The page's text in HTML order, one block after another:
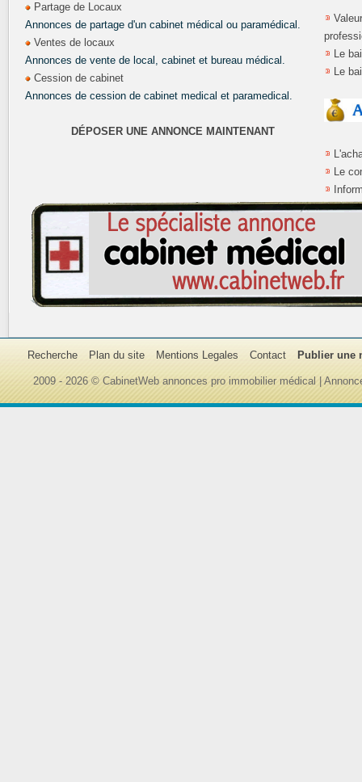
Partage de Locaux
Annonces de partage d'un cabinet médical ou paramédical.
Ventes de locaux
Annonces de vente de local, cabinet et bureau médical.
Cession de cabinet
Annonces de cession de cabinet medical et paramedical.
DÉPOSER UNE ANNONCE MAINTENANT
Le
Le
Le
Recherche Plan du site Mentions Legales Contact Publier une
2009 - 2026 © CabinetWeb annonces pro immobilier médical |